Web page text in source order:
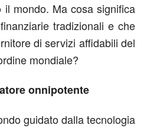
mondo. Ma cosa significa
tradizionali e che
di servizi affidabili del
mondiale?
onnipotente
guidato dalla tecnologia